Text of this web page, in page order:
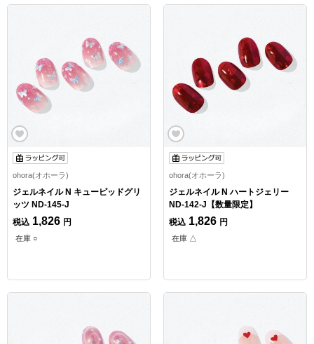
ohora(オホーラ)
ジェルネイル N キューピッドグリ
ッツ ND-145-J
税込 1,826 円
在庫 ○
ohora(オホーラ)
ジェルネイル N ハートジェリー
ND-142-J【数量限定】
税込 1,826 円
在庫 △